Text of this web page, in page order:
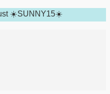
☀️SUNNY15☀️